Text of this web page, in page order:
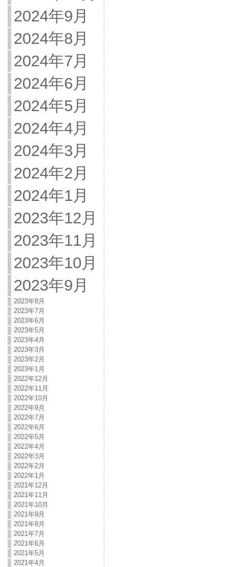
2024年9月
2024年8月
2024年7月
2024年6月
2024年5月
2024年4月
2024年3月
2024年2月
2024年1月
2023年12月
2023年11月
2023年10月
2023年9月
2023年8月
2023年7月
2023年6月
2023年5月
2023年4月
2023年3月
2023年2月
2023年1月
2022年12月
2022年11月
2022年10月
2022年9月
2022年7月
2022年6月
2022年5月
2022年4月
2022年3月
2022年2月
2022年1月
2021年12月
2021年11月
2021年10月
2021年9月
2021年8月
2021年7月
2021年6月
2021年5月
2021年4月